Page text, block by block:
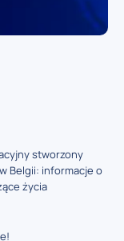
stworzony
Belgii: informacje o
życia